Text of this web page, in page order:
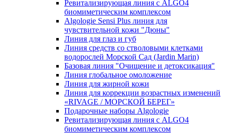
Ревитализирующая линия с ALGO4
биомиметическим комплексом
Algologie Sensi Plus линия для
чувcтвительной кожи "Дюны"
Линия для глаз и губ
Линия средств со стволовыми клетками
водорослей Морской Сад (Jardin Marin)
Базовая линия "Очищение и детоксикация"
Линия глобальное омоложение
Линия для жирной кожи
Линия для коррекции возрастных изменений
«RIVAGE / МОРСКОЙ БЕРЕГ»
Подарочные наборы Algologie
Ревитализирующая линия с ALGO4
биомиметическим комплексом